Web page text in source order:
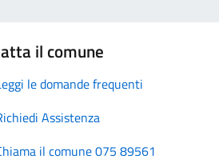
il comune
le domande frequenti
Assistenza
il comune 075 89561